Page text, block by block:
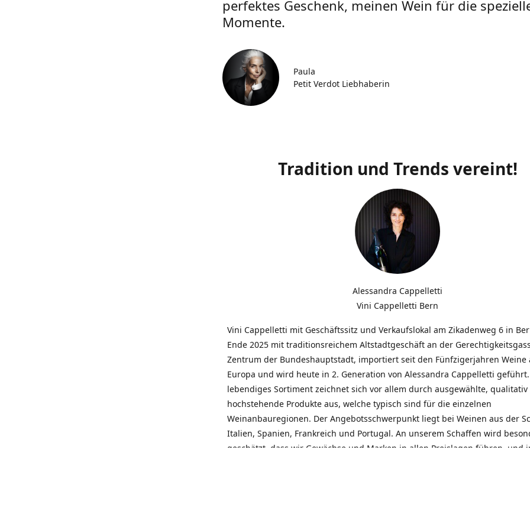
perfektes Geschenk, meinen Wein für die
Momente.
Paula
Petit Verdot Liebhaberin
Tradition und Trends vereint!
Alessandra Cappelletti
Vini Cappelletti Bern
Vini Cappelletti mit Geschäftssitz und Verkaufslokal am Zikadenweg 6 in
Ende 2025 mit traditionsreichem Altstadtgeschäft an der
Zentrum der Bundeshauptstadt, importiert seit den Fünfzigerjahren Weine
Europa und wird heute in 2. Generation von Alessandra Cappelletti
lebendiges Sortiment zeichnet sich vor allem durch ausgewählte, qualitativ
hochstehende Produkte aus, welche typisch sind für die einzelnen
Weinanbauregionen. Der Angebotsschwerpunkt liegt bei Weinen aus der
Italien, Spanien, Frankreich und Portugal. An unserem Schaffen wird
geschätzt, dass wir Gewächse und Marken in allen Preislagen führen, und